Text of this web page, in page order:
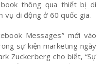
thông qua thiết bị di
vụ di động ở 60 quốc gia.
Messages” mới vào
sự kiện marketing ngày
Zuckerberg cho biết, “Sự